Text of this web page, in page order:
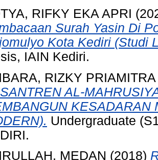
RIFKY EKA APRI
Surah Yasin Di
Kota Kediri (Studi
IAIN Kediri.
RIZKY PRIAMITRA
AL-
KESADARAN
Undergraduate
MEDAN (2018)